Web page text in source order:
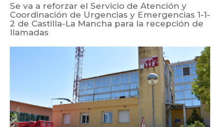
Se va a reforzar el Servicio de Atención y
Coordinación de Urgencias y Emergencias 1-1-
2 de Castilla-La Mancha para la recepción de
llamadas